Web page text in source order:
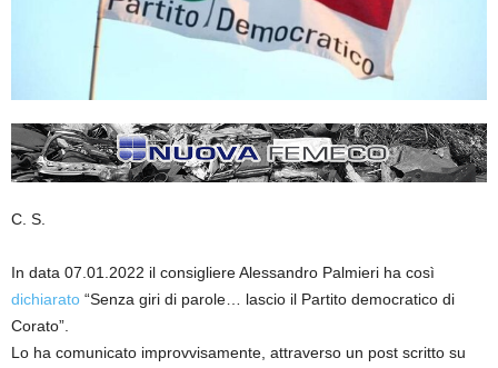
C. S.
In data 07.01.2022 il consigliere Alessandro Palmieri ha così
dichiarato “Senza giri di parole… lascio il Partito democratico di
Corato”.
Lo ha comunicato improvvisamente, attraverso un post scritto su